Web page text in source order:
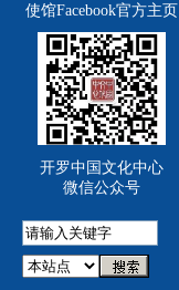
使馆Facebook官方主页
开罗中国文化中心
微信公众号